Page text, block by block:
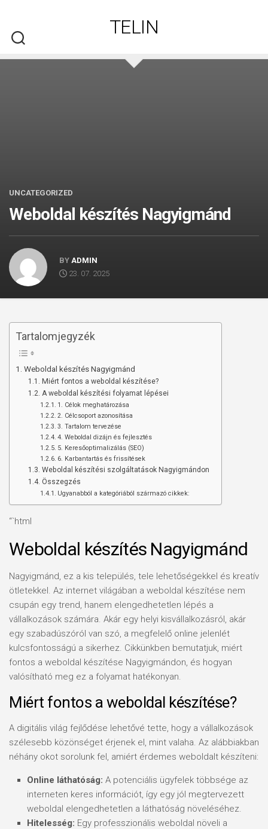
content
TELIN
UNCATEGORIZED
Weboldal készítés​ Nagyigmánd
BY ADMIN
23. 07. 2025
Tartalomjegyzék
Weboldal készítés Nagyigmánd
Miért fontos a weboldal készítése?
A weboldal készítési folyamat lépései
1. Célok meghatározása
2. Célcsoport azonosítása
3. Tartalom tervezése
4. Weboldal dizájn és fejlesztés
5. Keresőoptimalizálás (SEO)
6. Karbantartás és frissítések
Weboldal készítési szolgáltatások Nagyigmándon
Összegzés
Ugyanabból a kategóriából származó cikkek:
“`html
Weboldal készítés Nagyigmánd
Nagyigmánd, ez a kis település, tele lehetőségekkel és kreatív
ötletekkel. Az internet világában a weboldal készítése nem
csupán egy trend, hanem elengedhetetlen lépés a
vállalkozások számára. Akár egy helyi kisvállalkozásról, akár
egy szabadúszóról van szó, a megfelelő online jelenlét
kulcsfontosságú a sikerhez. Cikkünkben bemutatjuk, miért
fontos a weboldal készítése Nagyigmándon, és hogyan
valósítható meg ez a folyamat hatékonyan.
Miért fontos a weboldal készítése?
A digitális világ fejlődése lehetővé tette, hogy a vállalkozások
szélesebb közönséget érjenek el, mint valaha. Az alábbiakban
néhány okot sorolunk fel, amiért érdemes weboldalt készíteni:
Online láthatóság: A potenciális ügyfelek többsége az
interneten keres információt, így egy jól megtervezett
weboldal elengedhetetlen a láthatóság növeléséhez.
Hitelesség: Egy professzionális weboldal növeli a